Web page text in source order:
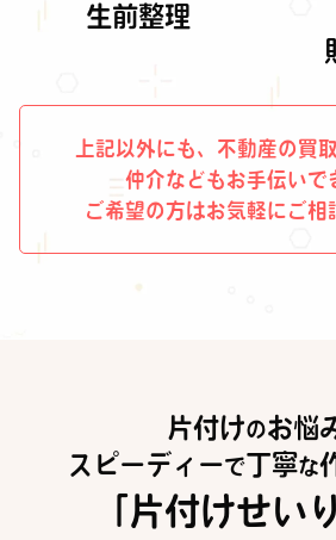
生前整理
上記以外にも、不動産の買
仲介などもお手伝いで
ご希望の方はお気軽にご相
片付けのお悩
スピーディーで丁寧な
「片付けせい